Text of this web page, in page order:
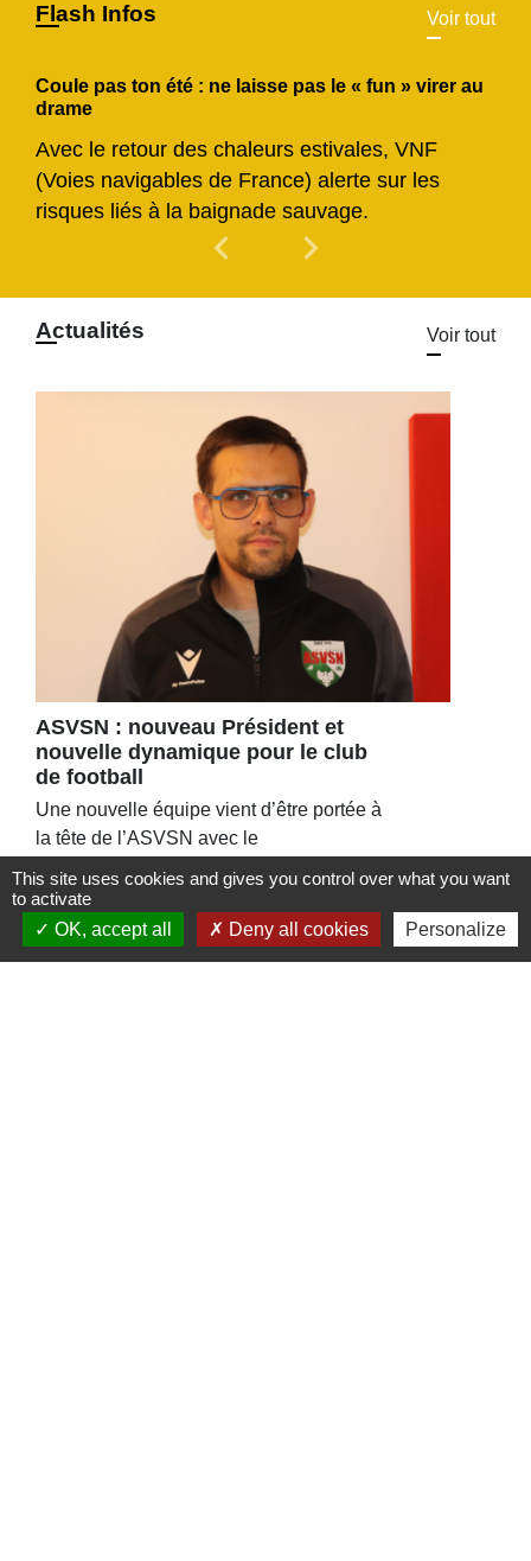
Flash Infos Voir tout
Coule pas ton été : ne laisse pas le « fun » virer au
drame
Avec le retour des chaleurs estivales, VNF
(Voies navigables de France) alerte sur les
risques liés à la baignade sauvage.
chevron_left Previous
chevron_right
Actualités Voir tout
ASVSN : nouveau Président et
nouvelle dynamique pour le club
de football
Une nouvelle équipe vient d’être portée à
la tête de l’ASVSN avec le
This site uses cookies and gives you control over what you want
to activate
OK, accept all
Deny all cookies Personalize